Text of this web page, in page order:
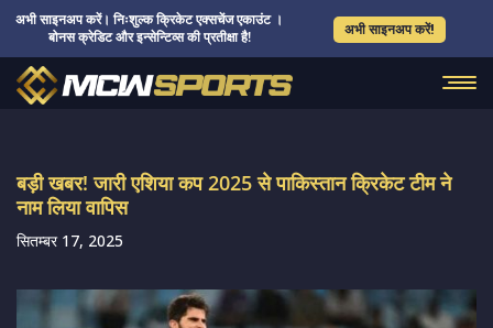
अभी साइनअप करें। निःशुल्क क्रिकेट एक्सचेंज एकाउंट ।
बोनस क्रेडिट और इन्सेन्टिव्स की प्रतीक्षा है!
अभी साइनअप करें!
बड़ी खबर! जारी एशिया कप 2025 से पाकिस्तान क्रिकेट टीम ने
नाम लिया वापिस
सितम्बर 17, 2025